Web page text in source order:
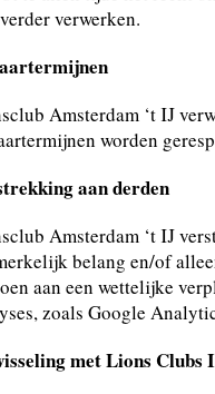
verwerken.
Amsterdam ‘t IJ
worden
aan derden
Amsterdam ‘t IJ
belang en/of
aan een wettelijke
zoals Google
met Lions